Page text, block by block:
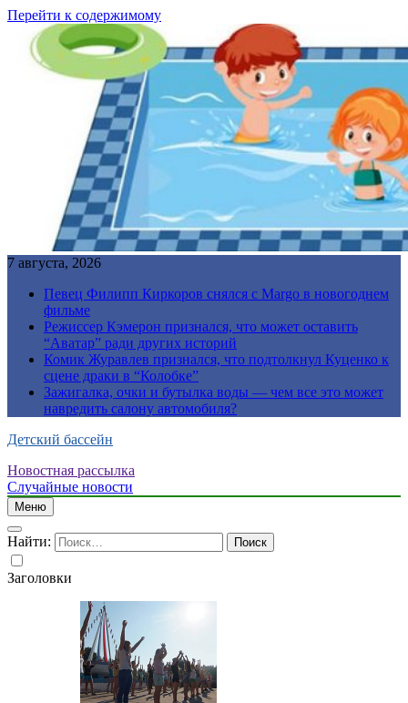
Перейти к содержимому
7 августа, 2026
Певец Филипп Киркоров снялся с Margo в новогоднем
фильме
Режиссер Кэмерон признался, что может оставить
“Аватар” ради других историй
Комик Журавлев признался, что подтолкнул Куценко к
сцене драки в “Колобке”
Зажигалка, очки и бутылка воды — чем все это может
навредить салону автомобиля?
Детский бассейн
Новостная рассылка
Случайные новости
Меню
Найти:
Заголовки